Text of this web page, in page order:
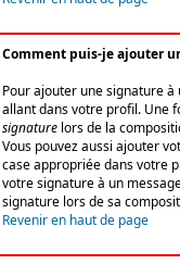
Comment puis-je ajouter
Pour ajouter une signature
allant dans votre profil. Une
signature lors de la
Vous pouvez aussi ajouter
case appropriée dans votre
votre signature à un
signature lors de sa
Revenir en haut de page